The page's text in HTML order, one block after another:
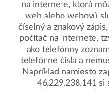
na internete, ktorá
web alebo webovú
číselný a znakový
počítač na internete,
ako telefónny
telefónne čísla a
Napríklad namiesto
46.229.238.141 si